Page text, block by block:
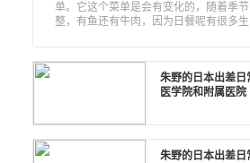
单。它这个菜单是会有变化的，随着季
整，有鱼还有牛肉，因为日餐呢有很多
朱野的日本出差日
医学院和附属医院
朱野的日本出差日